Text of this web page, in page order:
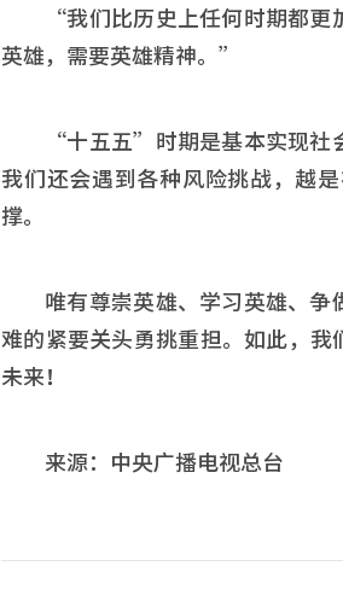
“我们比历史上任何时期都更
英雄，需要英雄精神。”
“十五五”时期是基本实现社
我们还会遇到各种风险挑战，越
撑。
唯有尊崇英雄、学习英雄、争
难的紧要关头勇挑重担。如此，
未来！
来源：中央广播电视总台